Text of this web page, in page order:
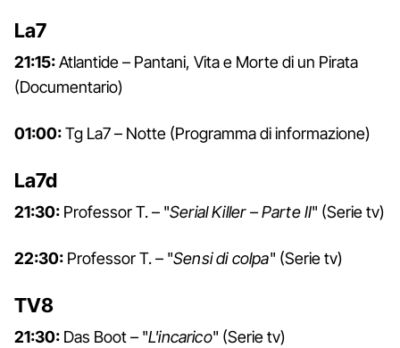
La7
21:15:Atlantide – Pantani, Vita e Morte di un Pirata
(Documentario)
01:00:Tg La7 – Notte (Programma di informazione)
La7d
21:30: Professor T. – "Serial Killer – Parte II" (Serie tv)
22:30: Professor T. – "Sensi di colpa" (Serie tv)
TV8
21:30: Das Boot – "L'incarico" (Serie tv)